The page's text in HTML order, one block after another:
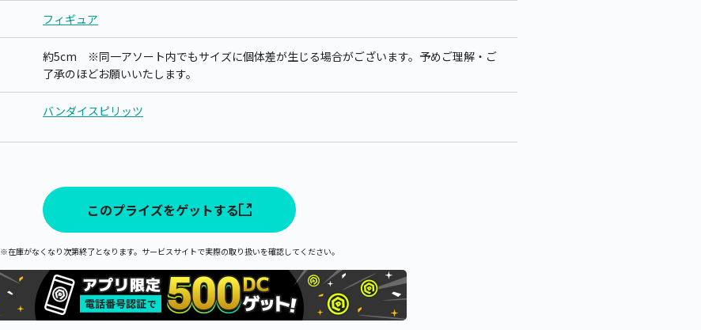
フィギュア
約5cm ※同一アソート内でもサイズに個体差が生じる場合がございます。予めご理解・ご
了承のほどお願いいたします。
バンダイスピリッツ
このプライズをゲットする
※在庫がなくなり次第終了となります。サービスサイトで実際の取り扱いを確認してください。